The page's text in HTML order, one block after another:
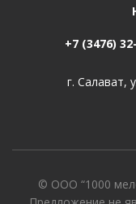
+7 (3476)
г. Салават,
© ООО “1000